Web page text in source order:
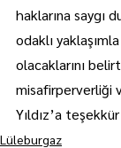
haklarına saygı
odaklı
olacaklarını
misafirperverliği
Yıldız’a
Lüleburgaz